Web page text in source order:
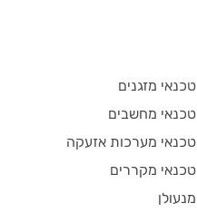
טכנאי מזגנים
טכנאי מחשבים
טכנאי מערכות אזעקה
טכנאי מקררים
מנעולן